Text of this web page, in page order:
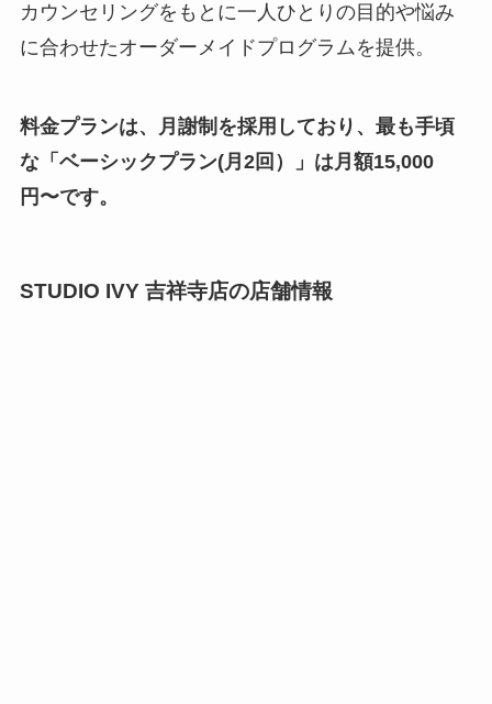
カウンセリングをもとに一人ひとりの目的や悩み
に合わせたオーダーメイドプログラムを提供。
料金プランは、月謝制を採用しており、最も手頃
な「ベーシックプラン(月2回）」は月額15,000
円〜です。
STUDIO IVY 吉祥寺店の店舗情報